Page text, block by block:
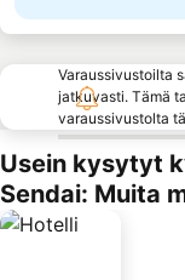
Varaussivustoilta
jatkuvasti. Tämä
varaussivustolta
Usein kysytyt
Sendai: Muita